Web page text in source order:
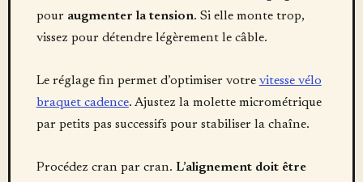
pour augmenter la tension. Si elle monte trop,
vissez pour détendre légèrement le câble.
Le réglage fin permet d’optimiser votre vitesse vélo
braquet cadence. Ajustez la molette micrométrique
par petits pas successifs pour stabiliser la chaîne.
Procédez cran par cran. L’alignement doit être